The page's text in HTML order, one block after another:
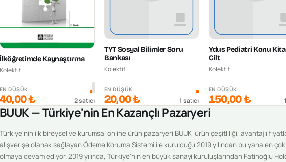
İlköğretimde Kaynaştırma
Kolektif
EN DÜŞÜK
40,00 ₺ 2satıcı
TYT Sosyal Bilimler Soru
Bankası
Kolektif
EN DÜŞÜK
20,00 ₺ 1 satıcı
Ydus Pediatri Konu
Cilt
Kolektif
EN DÜŞÜK
150,00 ₺ 1
BUUK — Türkiye'nin En Kazançlı Pazaryeri
Türkiye'nin ilk bireysel ve kurumsal online ürün pazaryeri BUUK, ürün çeşitliliği, avantajlı
alışverişe olanak sağlayan Ödeme Koruma Sistemi ile kurulduğu 2019 yılından bu yana en
olmaya devam ediyor. 2019 yılında, Türkiye'nin en büyük sanayi kuruluşlarından Fatinoğlu